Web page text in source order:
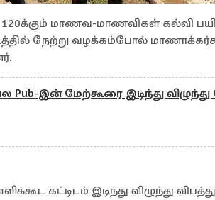
120க்கும் மாணவ-மாணவிகள் கல்வி
நேற்று வழக்கம்போல்
Pub-இன் மேற்கூரை இடிந்து
கட்டிடம் இடிந்து விழுந்து